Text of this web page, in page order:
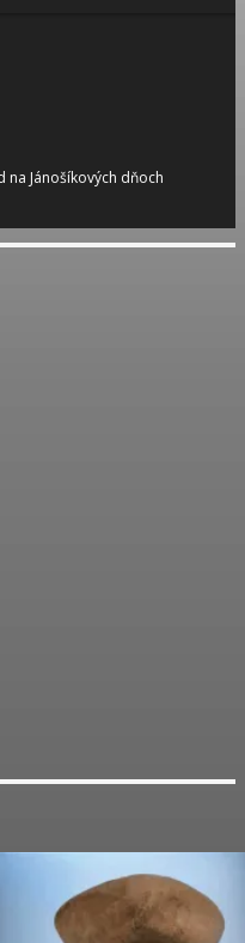
na Jánošíkových dňoch
na Jánošíkových dňoch